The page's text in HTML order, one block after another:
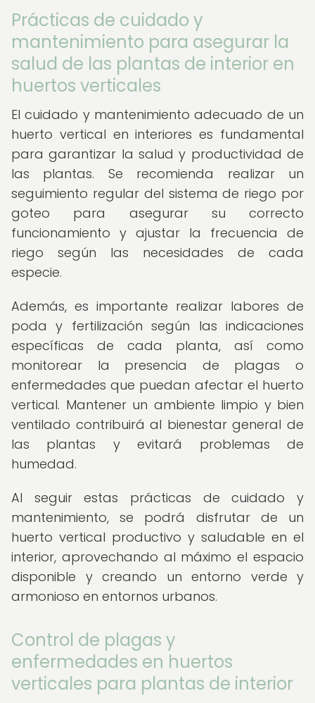
Prácticas de cuidado y
mantenimiento para asegurar la
salud de las plantas de interior en
huertos verticales
El cuidado y mantenimiento adecuado de un
huerto vertical en interiores es fundamental
para garantizar la salud y productividad de
las plantas. Se recomienda realizar un
seguimiento regular del sistema de riego por
goteo para asegurar su correcto
funcionamiento y ajustar la frecuencia de
riego según las necesidades de cada
especie.
Además, es importante realizar labores de
poda y fertilización según las indicaciones
específicas de cada planta, así como
monitorear la presencia de plagas o
enfermedades que puedan afectar el huerto
vertical. Mantener un ambiente limpio y bien
ventilado contribuirá al bienestar general de
las plantas y evitará problemas de
humedad.
Al seguir estas prácticas de cuidado y
mantenimiento, se podrá disfrutar de un
huerto vertical productivo y saludable en el
interior, aprovechando al máximo el espacio
disponible y creando un entorno verde y
armonioso en entornos urbanos.
Control de plagas y
enfermedades en huertos
verticales para plantas de interior